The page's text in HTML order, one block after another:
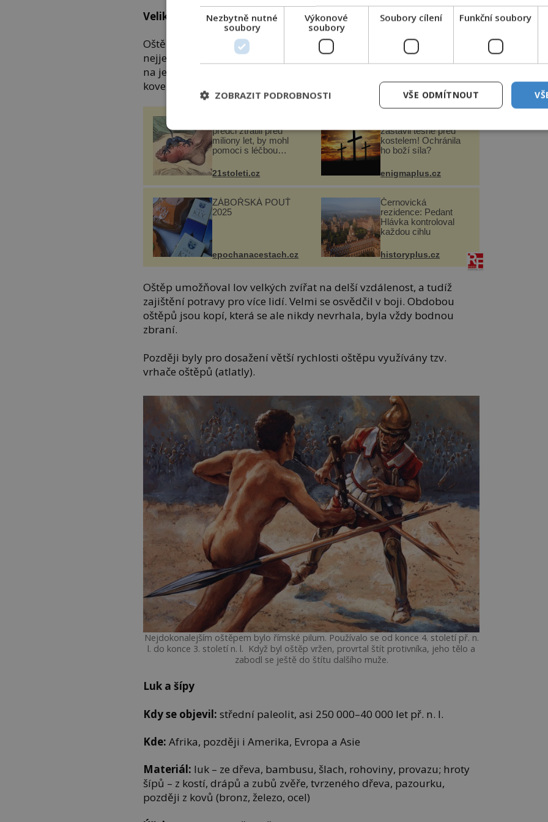
Velikost:
1,83 až 2,25 m
Oštěpy se začaly objevovat asi 400 000 let př. n. l., jejich
nejjednodušší formou byl bambus seříznutý do špičky. Později byl
na jeden konec umisťován naostřený kámen či kost, poté nahrazený
kovem (bronz, železo).
předci ztratili před
miliony let, by mohl
pomoci s léčbou
21stoleti.cz
zastavil těsně před
kostelem! Ochránila
ho boží síla?
enigmaplus.cz
ZÁBOŘSKÁ POUŤ
2025
epochanacestach.cz
Černovická
rezidence: Pedant
Hlávka kontroloval
každou cihlu
historyplus.cz
Oštěp umožňoval lov velkých zvířat na delší vzdálenost, a tudíž
zajištění potravy pro více lidí. Velmi se osvědčil v boji. Obdobou
oštěpů jsou kopí, která se ale nikdy nevrhala, byla vždy bodnou
zbraní.
Později byly pro dosažení větší rychlosti oštěpu využívány tzv.
vrhače oštěpů (atlatly).
Nejdokonalejším oštěpem bylo římské pilum. Používalo se od konce 4. století př. n.
l. do konce 3. století n. l. Když byl oštěp vržen, provrtal štít protivníka, jeho tělo a
zabodl se ještě do štítu dalšího muže.
Luk a šípy
Kdy se objevil:střední paleolit, asi 250 000–40 000 let př. n. l.
Kde: Afrika, později i Amerika, Evropa a Asie
Materiál: luk – ze dřeva, bambusu, šlach, rohoviny, provazu; hroty
šípů – z kostí, drápů a zubů zvěře, tvrzeného dřeva, pazourku,
později z kovů (bronz, železo, ocel)
Nezbytně nutné
soubory
Výkonové
soubory
Soubory cílení Funkční soubory
VŠE ODMÍTNOUT
ZOBRAZIT PODROBNOSTI